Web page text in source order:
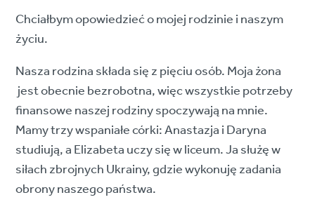
Chciałbym opowiedzieć o mojej rodzinie i naszym
życiu.
Nasza rodzina składa się z pięciu osób. Moja żona
jest obecnie bezrobotna, więc wszystkie potrzeby
finansowe naszej rodziny spoczywają na mnie.
Mamy trzy wspaniałe córki: Anastazja i Daryna
studiują, a Elizabeta uczy się w liceum. Ja służę w
siłach zbrojnych Ukrainy, gdzie wykonuję zadania
obrony naszego państwa.